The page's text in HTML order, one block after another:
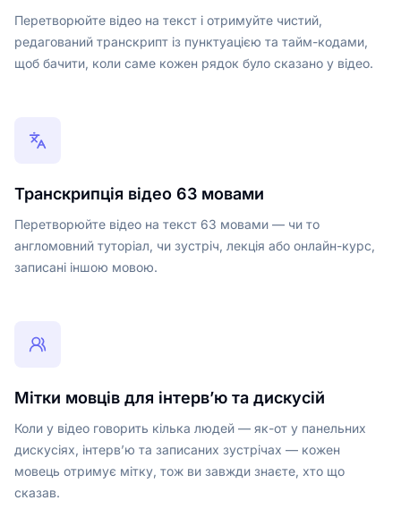
Перетворюйте відео на текст і отримуйте чистий,
редагований транскрипт із пунктуацією та тайм-кодами,
щоб бачити, коли саме кожен рядок було сказано у відео.
Транскрипція відео 63 мовами
Перетворюйте відео на текст 63 мовами — чи то
англомовний туторіал, чи зустріч, лекція або онлайн-курс,
записані іншою мовою.
Мітки мовців для інтерв’ю та дискусій
Коли у відео говорить кілька людей — як-от у панельних
дискусіях, інтерв’ю та записаних зустрічах — кожен
мовець отримує мітку, тож ви завжди знаєте, хто що
сказав.